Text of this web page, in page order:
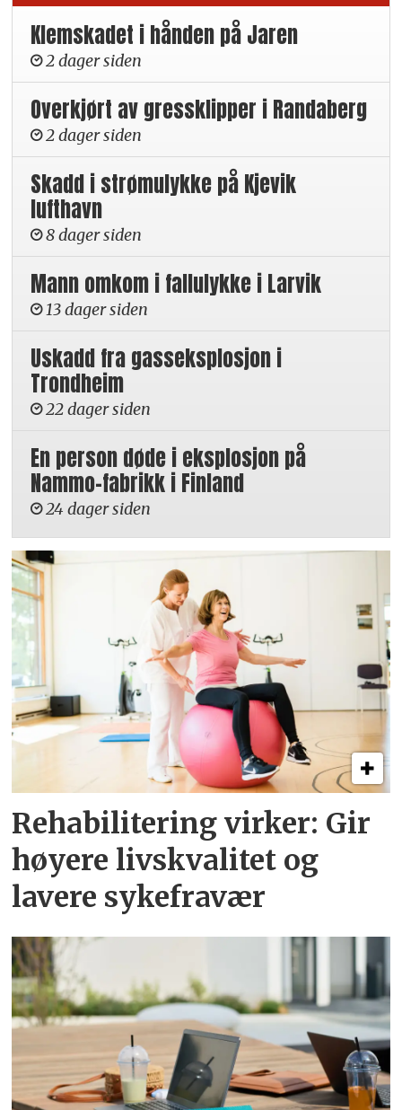
Klemskadet i hånden på Jaren
2 dager siden
Overkjørt av gressklipper i Randaberg
2 dager siden
Skadd i strømulykke på Kjevik
lufthavn
8 dager siden
Mann omkom i fallulykke i Larvik
13 dager siden
Uskadd fra gasseksplosjon i
Trondheim
22 dager siden
En person døde i eksplosjon på
Nammo-fabrikk i Finland
24 dager siden
Rehabilitering virker: Gir
høyere livskvalitet og
lavere sykefravær